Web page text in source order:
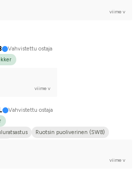
viime v
Vahvistettu ostaja
viime v
Vahvistettu ostaja
Ruotsin puoliverinen (SWB)
viime v